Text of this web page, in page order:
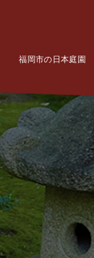
福岡市の日本庭園
Potal